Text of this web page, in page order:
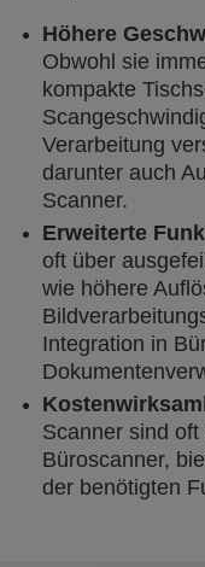
Höhere
Obwohl sie
kompakte
Verarbeitung
darunter auch
Scanner.
Erweiterte
oft über
wie höhere
Integration in
Scanner sind
Büroscanner,
der benötigten